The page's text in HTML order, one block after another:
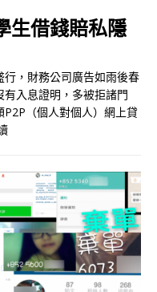
生借錢賠私隱
行，財務公司廣告如雨後春
入息證明，多被拒諸門
（個人對個人）網上貸